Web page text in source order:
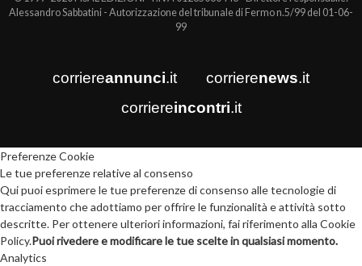
Alessandro Sabbatini - Autorizzazione del tribunale di Fermo n.5/99 del 01-06-
99
corriereannunci.it corrierenews.it
corriereincontri.it
Preferenze Cookie
Le tue preferenze relative al consenso
Qui puoi esprimere le tue preferenze di consenso alle tecnologie di
tracciamento che adottiamo per offrire le funzionalità e attività sotto
descritte. Per ottenere ulteriori informazioni, fai riferimento alla Cookie
Policy.Puoi rivedere e modificare le tue scelte in qualsiasi momento.
Analytics